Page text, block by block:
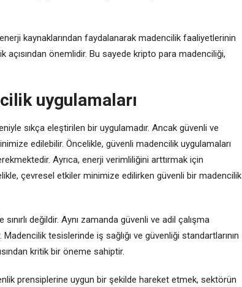
kaynaklarından faydalanarak madencilik faaliyetlerinin
önemlidir. Bu sayede kripto para madenciliği,
uygulamaları
sıkça eleştirilen bir uygulamadır. Ancak güvenli ve
edilebilir. Öncelikle, güvenli madencilik uygulamaları
Ayrıca, enerji verimliliğini arttırmak için
çevresel etkiler minimize edilirken güvenli bir madencilik
değildir. Aynı zamanda güvenli ve adil çalışma
tesislerinde iş sağlığı ve güvenliği standartlarının
kritik bir öneme sahiptir.
prensiplerine uygun bir şekilde hareket etmek, sektörün